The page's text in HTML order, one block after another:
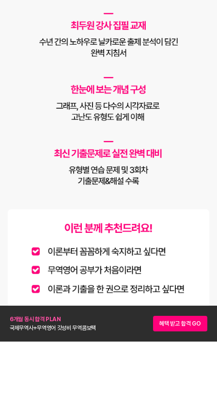
6개월 동시 합격 PLAN
국제무역사+무역영어 갓성비 무역콤보팩
혜택 받고 합격 GO